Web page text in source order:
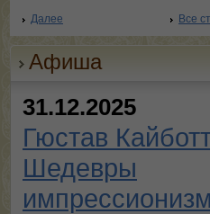
Далее Все
Афиша
31.12.2025
Гюстав
Шедевры